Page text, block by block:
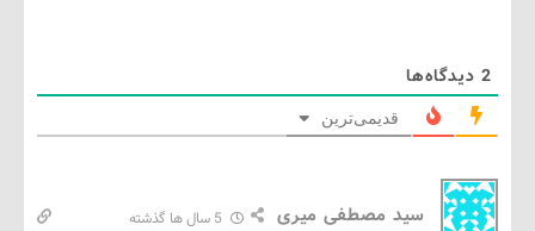
قدیمی‌ترین
سید مصطفی میری 5 سال ها گذشته